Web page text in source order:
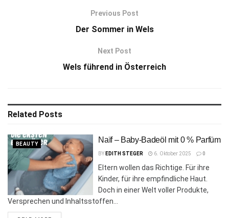
Previous Post
Der Sommer in Wels
Next Post
Wels führend in Österreich
Related Posts
BEAUTY Naïf – Baby-Badeöl mit 0 % Parfüm
BY EDITH STEGER 6. Oktober 2025 0
Eltern wollen das Richtige. Für ihre
Kinder, für ihre empfindliche Haut.
Doch in einer Welt voller Produkte,
Versprechen und Inhaltsstoffen...